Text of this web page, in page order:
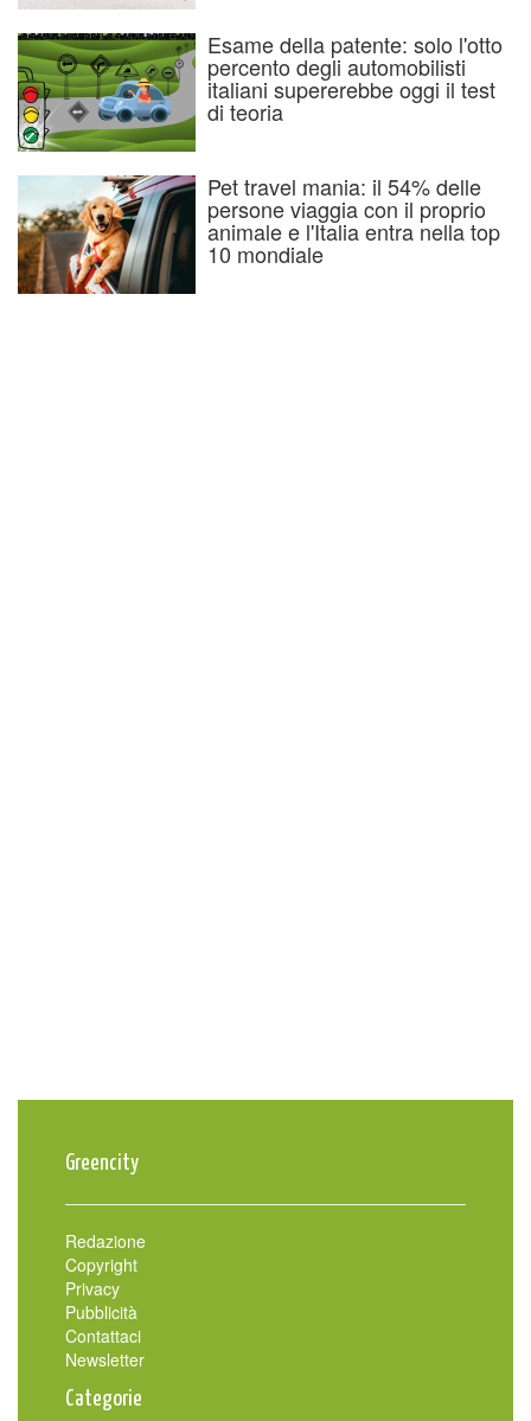
Esame della patente: solo l'otto
percento degli automobilisti
italiani supererebbe oggi il test
di teoria
Pet travel mania: il 54% delle
persone viaggia con il proprio
animale e l'Italia entra nella top
10 mondiale
Greencity
Redazione
Copyright
Privacy
Pubblicità
Contattaci
Newsletter
Categorie